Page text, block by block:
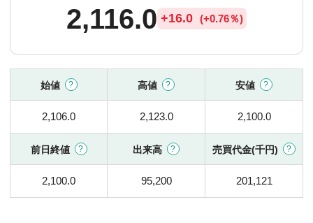
2,116.0 +16.0 (+0.76％)
始値 高値 安値
2,106.0 2,123.0 2,100.0
前日終値 出来高 売買代金(千円)
2,100.0 95,200 201,121